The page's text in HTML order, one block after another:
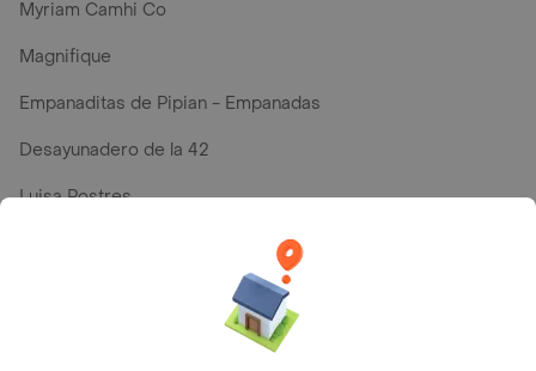
Myriam Camhi Co
Magnifique
Empanaditas de Pipian - Empanadas
Desayunadero de la 42
Luisa Postres